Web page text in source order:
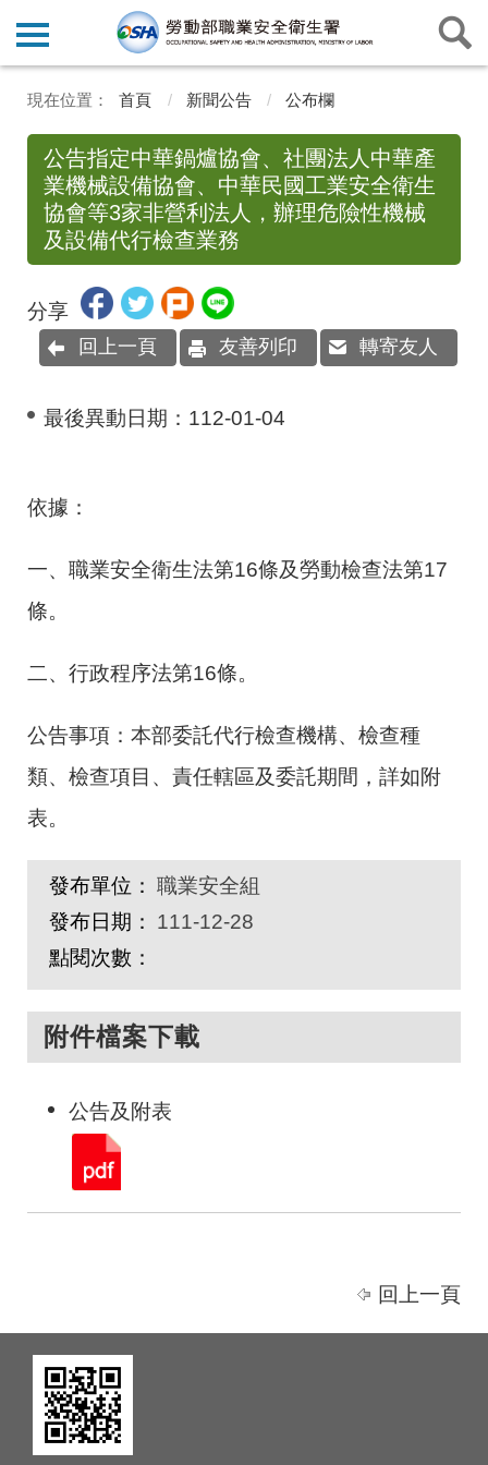
首頁 新聞公告 公布欄
公告指定中華鍋爐協會、社團法人中華產
業機械設備協會、中華民國工業安全衛生
協會等3家非營利法人，辦理危險性機械
及設備代行檢查業務
分享
回上一頁 友善列印 轉寄友人
最後異動日期： 112-01-04
依據：
一、職業安全衛生法第16條及勞動檢查法第17
條。
二、行政程序法第16條。
公告事項：本部委託代行檢查機構、檢查種
類、檢查項目、責任轄區及委託期間，詳如附
表。
發布單位： 職業安全組
發布日期：
111-12-28
點閱次數：
附件檔案下載
公告及附表
回上一頁